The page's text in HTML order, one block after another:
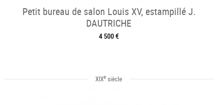
Petit bureau de salon Louis XV, estampillé J.
DAUTRICHE
4 500 €
XIXe siècle